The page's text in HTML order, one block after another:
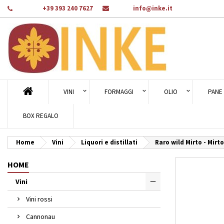
+39 393 240 7627 info@inke.it
VINI FORMAGGI OLIO PANE
BOX REGALO
Home Vini Liquori e distillati Raro wild Mirto -
HOME
Vini
Vini rossi
Cannonau